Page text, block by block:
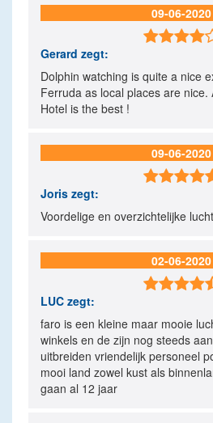
09-06-2020
Gerard zegt:
Dolphin watching is quite a nice
Ferruda as local places are nice.
Hotel is the best !
09-06-2020
Joris zegt:
Voordelige en overzichtelijke
02-06-2020
LUC zegt:
faro is een kleine maar mooie
winkels en de zijn nog steeds
uitbreiden vriendelijk personeel
mooi land zowel kust als
gaan al 12 jaar